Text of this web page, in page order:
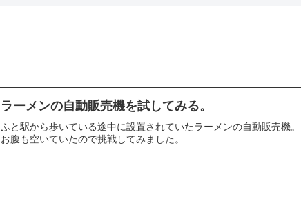
ラーメンの自動販売機を試してみる。
ふと駅から歩いている途中に設置されていたラーメンの自動販売機。
お腹も空いていたので挑戦してみました。